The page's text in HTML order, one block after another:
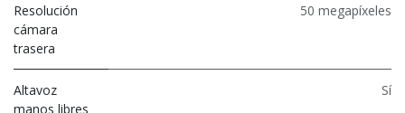
Resolución
cámara
trasera
50 megapíxeles
Altavoz
manos libres
Sí